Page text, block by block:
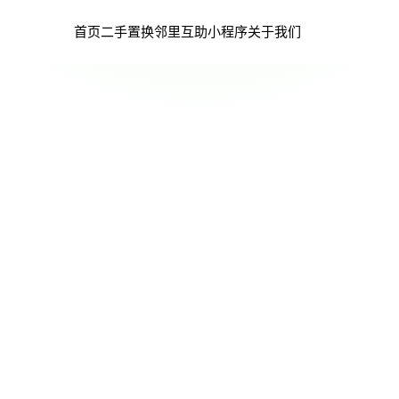
首页二手置换邻里互助小程序关于我们